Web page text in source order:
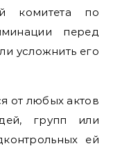
комитета по
перед
усложнить его
от любых актов
групп или
ей